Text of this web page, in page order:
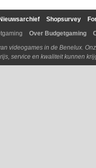
Nieuwsarchief Shopsurvey
Over Budgetgaming
videogames in de Benelux.
service en kwaliteit kunnen